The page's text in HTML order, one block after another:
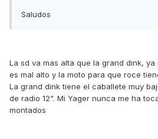
Saludos
La sd va mas alta que la grand dink,
es mal alto y la moto para que roce
La grand dink tiene el caballete muy
de radio 12". Mi Yager nunca me ha
montados